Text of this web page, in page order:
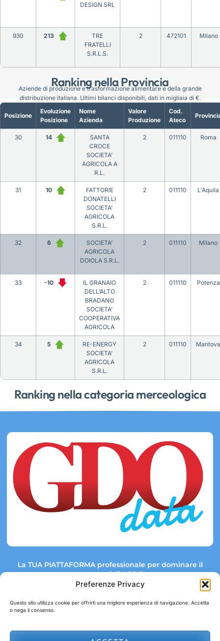
Preferenze Privacy
Questo sito utilizza cookie per offrirti una migliore esperienza di navigazione. Accetta
o nega il consenso.
Ranking nella Provincia
DESIGN SRL
930 213
TRE
FRATELLI
S.R.L.S.
2 472101 Milano
Ranking nella categoria merceologica
Posizione
Evoluzione
Posizione
Nome
Azienda
Valore
Produzione
Cod.
Ateco
30 14
SANTA
CROCE
SOCIETA’
AGRICOLA A
R.L.
2 011110 Roma
31 10
FATTORIE
DONATELLI
SOCIETA’
AGRICOLA
S.R.L.
2 011110 L'Aquila
32 6
SOCIETA’
AGRICOLA
DOIOLA S.R.L.
2 011110 Milano
33 -10
IL GRANAIO
DELL’ALTO
BRADANO
SOCIETA’
COOPERATIVA
AGRICOLA
2 011110 Potenza
34 5
RE-ENERGY
SOCIETA’
AGRICOLA
S.R.L.
2 011110 Mantova
Aziende di produzione e trasformazione alimentare e della grande
distribuzione italiana. Ultimi bilanci disponibili, dati in migliaia di €.
La TUA PIATTAFORMA professionale per dominare il
mercato della GDO.
Link rapidi: